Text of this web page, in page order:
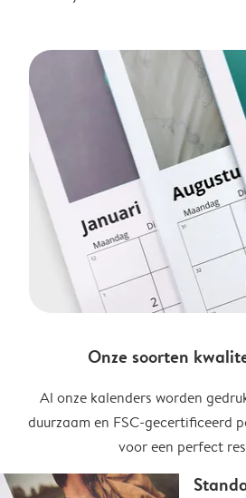
Onze soorten
Al onze kalenders worden
duurzaam en FSC-gecertificeerd
voor een perfect